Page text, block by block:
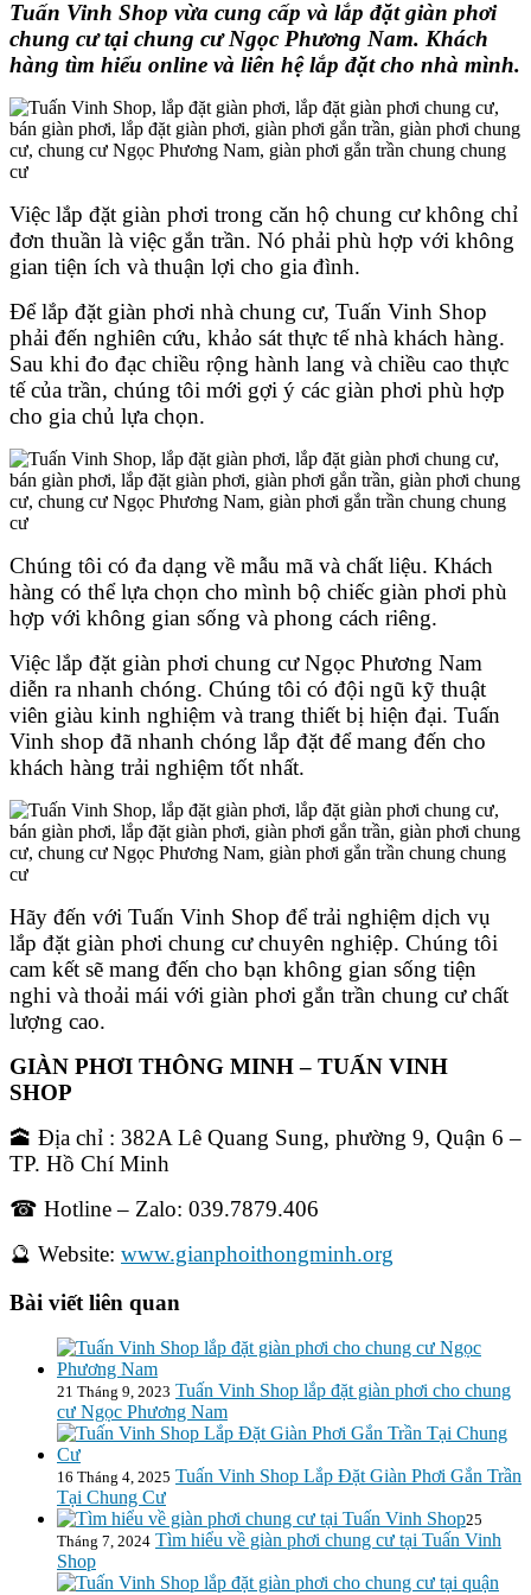
Tuấn Vinh Shop vừa cung cấp và lắp đặt giàn phơi
chung cư tại chung cư Ngọc Phương Nam. Khách
hàng tìm hiểu online và liên hệ lắp đặt cho nhà mình.
Việc lắp đặt giàn phơi trong căn hộ chung cư không chỉ
đơn thuần là việc gắn trần. Nó phải phù hợp với không
gian tiện ích và thuận lợi cho gia đình.
Để lắp đặt giàn phơi nhà chung cư, Tuấn Vinh Shop
phải đến nghiên cứu, khảo sát thực tế nhà khách hàng.
Sau khi đo đạc chiều rộng hành lang và chiều cao thực
tế của trần, chúng tôi mới gợi ý các giàn phơi phù hợp
cho gia chủ lựa chọn.
Chúng tôi có đa dạng về mẫu mã và chất liệu. Khách
hàng có thể lựa chọn cho mình bộ chiếc giàn phơi phù
hợp với không gian sống và phong cách riêng.
Việc lắp đặt giàn phơi chung cư Ngọc Phương Nam
diễn ra nhanh chóng. Chúng tôi có đội ngũ kỹ thuật
viên giàu kinh nghiệm và trang thiết bị hiện đại. Tuấn
Vinh shop đã nhanh chóng lắp đặt để mang đến cho
khách hàng trải nghiệm tốt nhất.
Hãy đến với Tuấn Vinh Shop để trải nghiệm dịch vụ
lắp đặt giàn phơi chung cư chuyên nghiệp. Chúng tôi
cam kết sẽ mang đến cho bạn không gian sống tiện
nghi và thoải mái với giàn phơi gắn trần chung cư chất
lượng cao.
GIÀN PHƠI THÔNG MINH– TUẤN VINH
SHOP
🕋 Địa chỉ : 382A Lê Quang Sung, phường 9, Quận 6 –
TP. Hồ Chí Minh
☎ Hotline – Zalo: 039.7879.406
🔮 Website: www.gianphoithongminh.org
Bài viết liên quan
21 Tháng 9, 2023 Tuấn Vinh Shop lắp đặt giàn phơi cho chung
cư Ngọc Phương Nam
16 Tháng 4, 2025 Tuấn Vinh Shop Lắp Đặt Giàn Phơi Gắn Trần
Tại Chung Cư
25
Tháng 7, 2024 Tìm hiểu về giàn phơi chung cư tại Tuấn Vinh
Shop